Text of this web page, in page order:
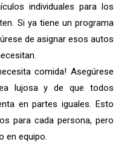
individuales para los
Si ya tiene un programa
de asignar esos autos
comida! Asegúrese
lujosa y de que todos
en partes iguales. Esto
para cada persona, pero
en equipo.